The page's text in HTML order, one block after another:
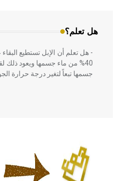
هل تعلم؟
40% من ماء جسمها ويعود ذلك
جسمها تبعاً لتغير درجة حرارة
له الفضل بأنه حرر الطب من